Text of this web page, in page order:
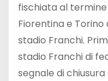
fischiata al
Fiorentina e Torino
stadio Franchi.
stadio Franchi di
segnale di